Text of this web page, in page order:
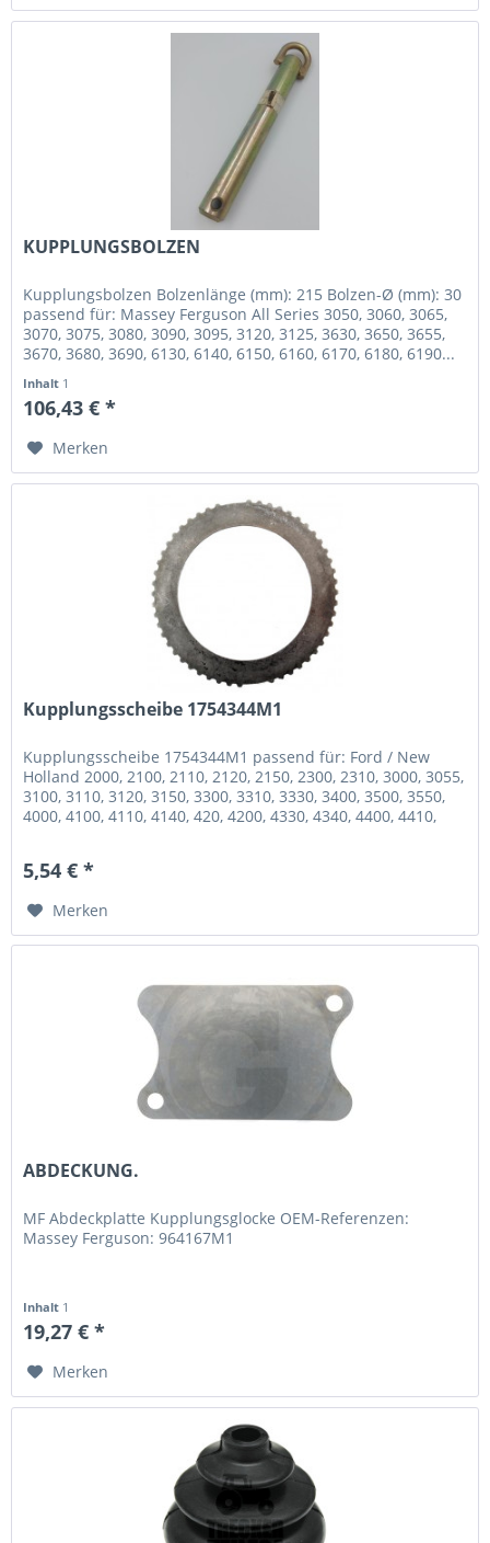
KUPPLUNGSBOLZEN
Kupplungsbolzen Bolzenlänge (mm): 215 Bolzen-Ø (mm): 30
passend für: Massey Ferguson All Series 3050, 3060, 3065,
3070, 3075, 3080, 3090, 3095, 3120, 3125, 3630, 3650, 3655,
3670, 3680, 3690, 6130, 6140, 6150, 6160, 6170, 6180, 6190...
Inhalt 1
106,43 € *
Merken
Kupplungsscheibe 1754344M1
Kupplungsscheibe 1754344M1 passend für: Ford / New
Holland 2000, 2100, 2110, 2120, 2150, 2300, 2310, 3000, 3055,
3100, 3110, 3120, 3150, 3300, 3310, 3330, 3400, 3500, 3550,
4000, 4100, 4110, 4140, 420, 4200, 4330, 4340, 4400, 4410,
5,54 € *
Merken
ABDECKUNG.
MF Abdeckplatte Kupplungsglocke OEM-Referenzen:
Massey Ferguson: 964167M1
Inhalt 1
19,27 € *
Merken